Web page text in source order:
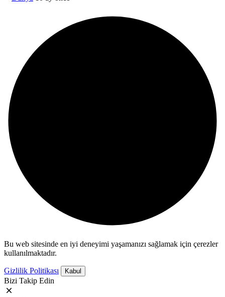
Bu web sitesinde en iyi deneyimi yaşamanızı sağlamak için çerezler
kullanılmaktadır.
Gizlilik Politikası Kabul
Bizi Takip Edin